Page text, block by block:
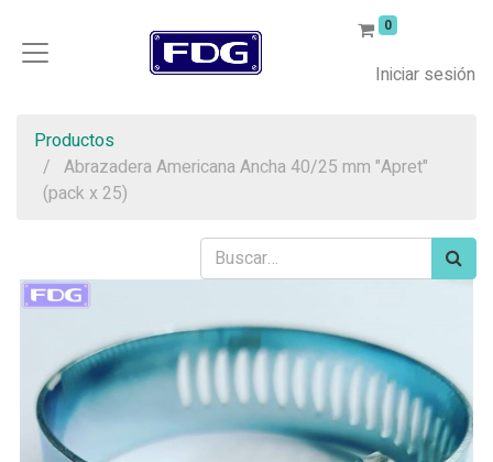
0
Iniciar sesión
Productos
Abrazadera Americana Ancha 40/25 mm "Apret"
(pack x 25)